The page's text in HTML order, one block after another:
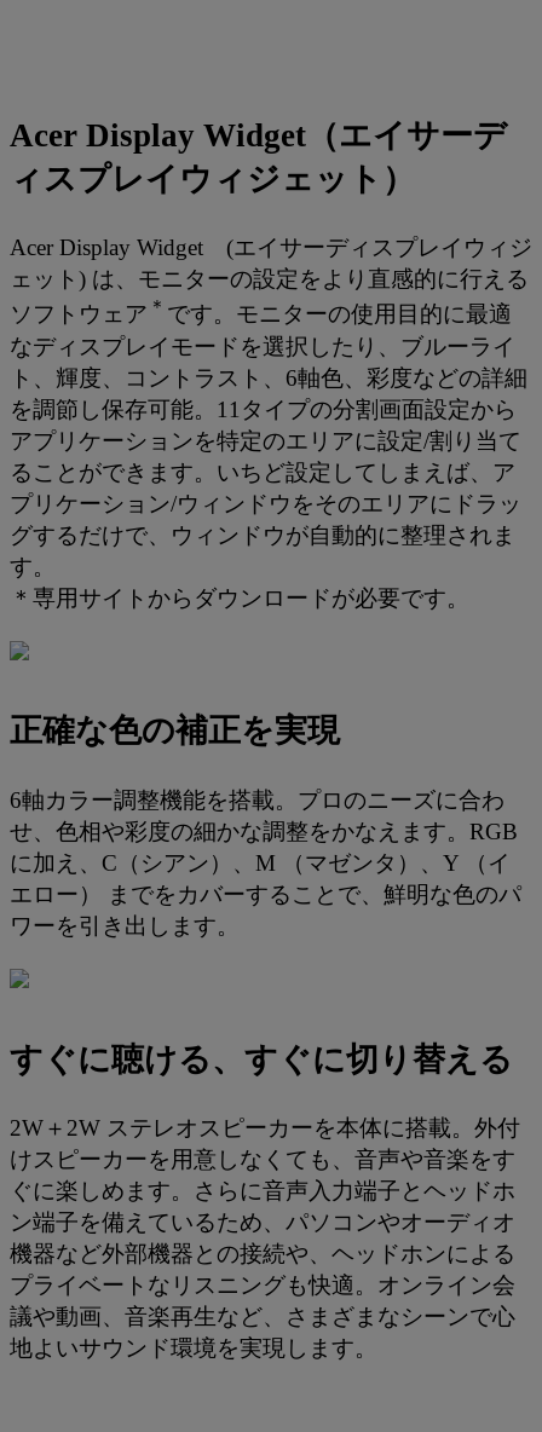
Acer Display Widget（エイサーデ
ィスプレイウィジェット）
Acer Display Widget (エイサーディスプレイウィジ
ェット) は、モニターの設定をより直感的に行える
ソフトウェア ＊ です。モニターの使用目的に最適
なディスプレイモードを選択したり、ブルーライ
ト、輝度、コントラスト、6軸色、彩度などの詳細
を調節し保存可能。11タイプの分割画面設定から
アプリケーションを特定のエリアに設定/割り当て
ることができます。いちど設定してしまえば、ア
プリケーション/ウィンドウをそのエリアにドラッ
グするだけで、ウィンドウが自動的に整理されま
す。
＊専用サイトからダウンロードが必要です。
正確な色の補正を実現
6軸カラー調整機能を搭載。プロのニーズに合わ
せ、色相や彩度の細かな調整をかなえます。RGB
に加え、C（シアン）、M （マゼンタ）、Y （イ
エロー） までをカバーすることで、鮮明な色のパ
ワーを引き出します。
すぐに聴ける、すぐに切り替える
2W＋2W ステレオスピーカーを本体に搭載。外付
けスピーカーを用意しなくても、音声や音楽をす
ぐに楽しめます。さらに音声入力端子とヘッドホ
ン端子を備えているため、パソコンやオーディオ
機器など外部機器との接続や、ヘッドホンによる
プライベートなリスニングも快適。オンライン会
議や動画、音楽再生など、さまざまなシーンで心
地よいサウンド環境を実現します。